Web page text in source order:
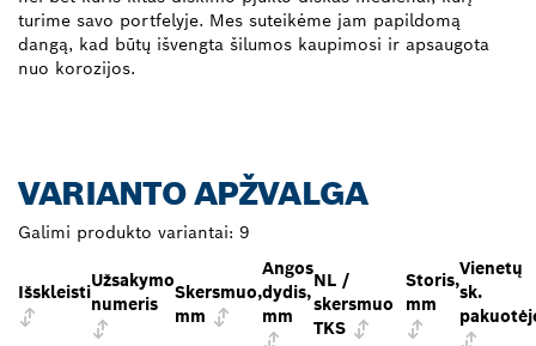
turime savo portfelyje. Mes suteikėme jam papildomą
dangą, kad būtų išvengta šilumos kaupimosi ir apsaugota
nuo korozijos.
VARIANTO APŽVALGA
Galimi produkto variantai: 9
Išskleisti
Užsakymo
numeris
Skersmuo,
mm
Angos
dydis,
mm
NL /
skersmuo
TKS
Storis,
mm
Vienetų
sk.